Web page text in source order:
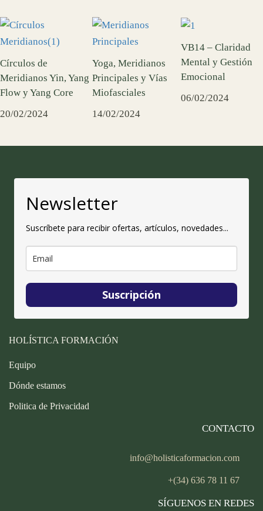
Círculos de
Meridianos Yin, Yang
Flow y Yang Core
20/02/2024
Yoga, Meridianos
Principales y Vías
Miofasciales
14/02/2024
VB14 – Claridad
Mental y Gestión
Emocional
06/02/2024
Newsletter
Suscríbete para recibir ofertas, artículos, novedades...
Suscripción
HOLÍSTICA FORMACIÓN
Equipo
Dónde estamos
Politica de Privacidad
CONTACTO
info@holisticaformacion.com
+(34) 636 78 11 67
SÍGUENOS EN REDES